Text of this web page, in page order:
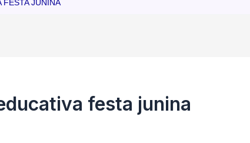
FESTA JUNINA
festa junina